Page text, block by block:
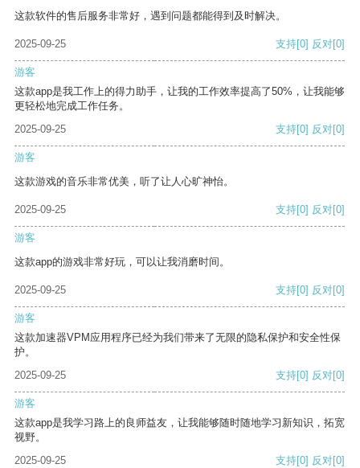
这款软件的售后服务非常好，遇到问题都能得到及时解决。
2025-09-25 支持[0] 反对[0]
游客
这款app是我工作上的得力助手，让我的工作效率提高了50%，让我能够
更轻松地完成工作任务。
2025-09-25
支持[0] 反对[0]
游客
这款游戏的音乐非常优美，听了让人心旷神怡。
2025-09-25 支持[0] 反对[0]
游客
这款app的游戏非常好玩，可以让我消磨时间。
2025-09-25 支持[0] 反对[0]
游客
这款加速器VPM应用程序已经为我们带来了无限的隐私保护和安全性保
护。
2025-09-25
支持[0] 反对[0]
游客
这款app是我学习路上的良师益友，让我能够随时随地学习新知识，拓宽
视野。
2025-09-25
支持[0] 反对[0]